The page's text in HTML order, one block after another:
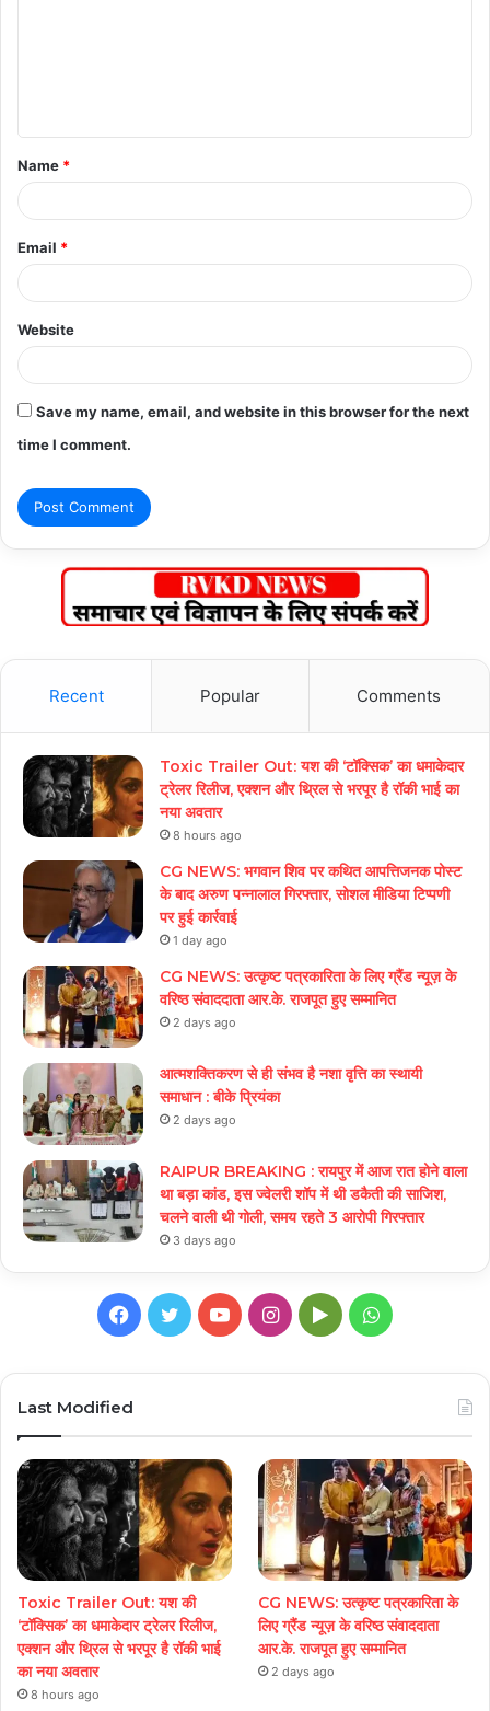
t
*
Name *
Email *
Website
Save my name, email, and website in this browser for the next
time I comment.
Recent Popular Comments
Toxic Trailer Out: यश की ‘टॉक्सिक’ का धमाकेदार
ट्रेलर रिलीज, एक्शन और थ्रिल से भरपूर है रॉकी भाई का
नया अवतार
8 hours ago
CG NEWS: भगवान शिव पर कथित आपत्तिजनक पोस्ट
के बाद अरुण पन्नालाल गिरफ्तार, सोशल मीडिया टिप्पणी
पर हुई कार्रवाई
1 day ago
CG NEWS: उत्कृष्ट पत्रकारिता के लिए ग्रैंड न्यूज़ के
वरिष्ठ संवाददाता आर.के. राजपूत हुए सम्मानित
2 days ago
आत्मशक्तिकरण से ही संभव है नशा वृत्ति का स्थायी
समाधान : बीके प्रियंका
2 days ago
RAIPUR BREAKING : रायपुर में आज रात होने वाला
था बड़ा कांड, इस ज्वेलरी शॉप में थी डकैती की साजिश,
चलने वाली थी गोली, समय रहते 3 आरोपी गिरफ्तार
3 days ago
Facebook
TwitterYouTubeInstagram
GoogleWhatsApp
Last Modified
Toxic Trailer Out: यश की
‘टॉक्सिक’ का धमाकेदार ट्रेलर रिलीज,
एक्शन और थ्रिल से भरपूर है रॉकी भाई
का नया अवतार
8 hours ago
CG NEWS: उत्कृष्ट पत्रकारिता के
लिए ग्रैंड न्यूज़ के वरिष्ठ संवाददाता
आर.के. राजपूत हुए सम्मानित
2 days ago